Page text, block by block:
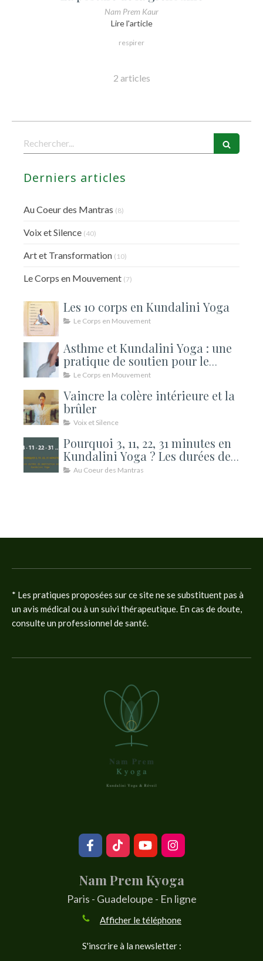
Nam Prem Kaur
Lire l'article
respirer
2 articles
Rechercher
Derniers articles
Au Coeur des Mantras (8)
Voix et Silence (40)
Art et Transformation (10)
Le Corps en Mouvement (7)
Les 10 corps en Kundalini Yoga
Le Corps en Mouvement
Asthme et Kundalini Yoga : une
pratique de soutien pour le
souffle
Le Corps en Mouvement
Vaincre la colère intérieure et la
brûler
Voix et Silence
Pourquoi 3, 11, 22, 31 minutes en
Kundalini Yoga ? Les durées de
méditation expliquées
Au Coeur des Mantras
* Les pratiques proposées sur ce site ne se substituent pas à
un avis médical ou à un suivi thérapeutique. En cas de doute,
consulte un professionnel de santé.
Nam Prem Kyoga
Paris - Guadeloupe - En ligne
Afficher le téléphone
S'inscrire à la newsletter :